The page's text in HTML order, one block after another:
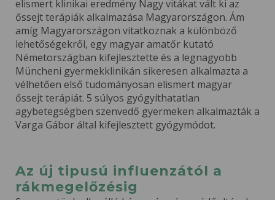
elismert klinikai eredmény Nagy vitákat vált ki az
őssejt terápiák alkalmazása Magyarországon. Ám
amíg Magyarországon vitatkoznak a különböző
lehetőségekről, egy magyar amatőr kutató
Németországban kifejlesztette és a legnagyobb
Müncheni gyermekklinikán sikeresen alkalmazta a
vélhetően első tudományosan elismert magyar
őssejt terápiát. 5 súlyos gyógyíthatatlan
agybetegségben szenvedő gyermeken alkalmazták a
Varga Gábor által kifejlesztett gyógymódot.
Az új tipusú influenzától a
rákmegelőzésig